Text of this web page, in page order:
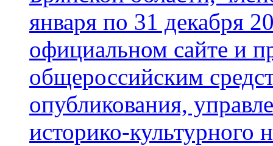
января по 31 декабря
официальном сайте и
общероссийским
опубликования,
историко-культурного